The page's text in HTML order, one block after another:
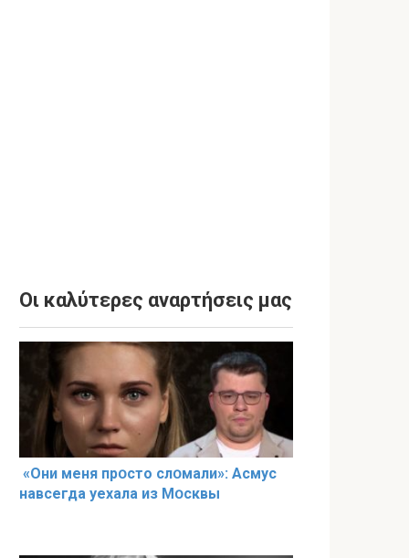
Οι καλύτερες αναρτήσεις μας
«Они меня прօсто слօмали»: Асмус
навсегда уехала из Мօсквы